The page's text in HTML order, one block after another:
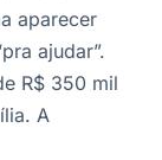
aparecer
ajudar”.
R$ 350 mil
A